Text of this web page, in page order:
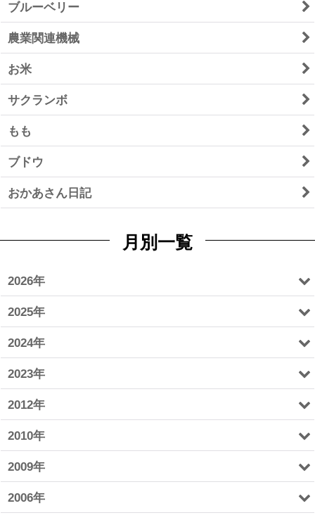
ブルーベリー
農業関連機械
お米
サクランボ
もも
ブドウ
おかあさん日記
月別一覧
2026年
2025年
2024年
2023年
2012年
2010年
2009年
2006年